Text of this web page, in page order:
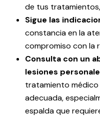
de tus
Sigue las
constancia en la
compromiso con la
Consulta con un
lesiones
tratamiento
adecuada,
espalda que